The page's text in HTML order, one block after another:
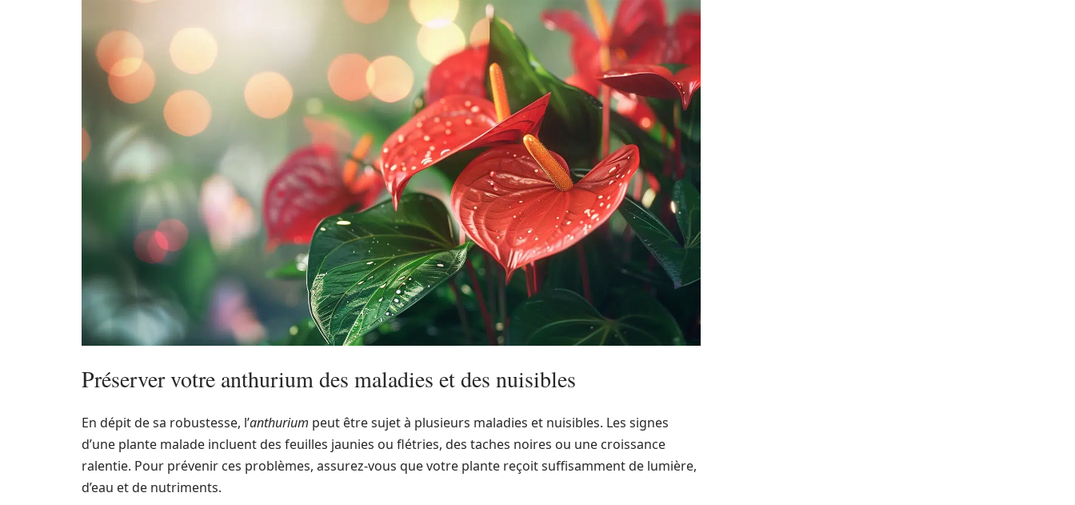
Préserver votre anthurium des maladies et des nuisibles
En dépit de sa robustesse, l’anthurium peut être sujet à plusieurs maladies et nuisibles. Les signes
d’une plante malade incluent des feuilles jaunies ou flétries, des taches noires ou une croissance
ralentie. Pour prévenir ces problèmes, assurez-vous que votre plante reçoit suffisamment de lumière,
d’eau et de nutriments.